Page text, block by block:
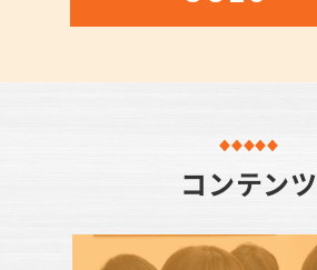
コンテンツ